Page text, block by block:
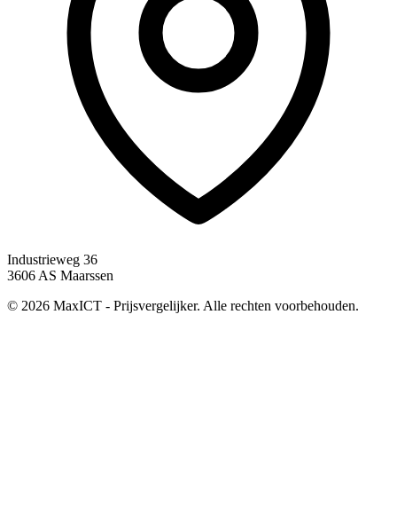
Industrieweg 36
3606 AS Maarssen
© 2026 MaxICT - Prijsvergelijker. Alle rechten voorbehouden.